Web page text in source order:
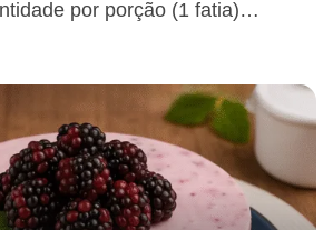
por porção (1 fatia)…